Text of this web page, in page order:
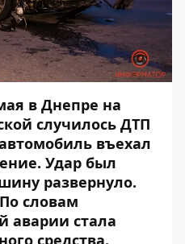
в Днепре на
случилось ДТП
въехал
Удар был
развернуло.
словам
аварии стала
средства.